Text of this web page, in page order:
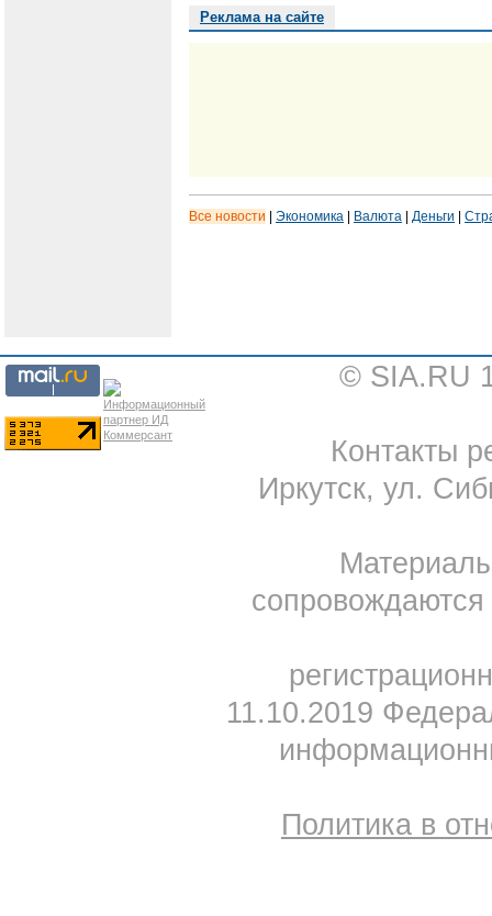
Реклама на сайте
Все новости Экономика Валюта Деньги
© SIA.RU
Контакты
Иркутск, ул.
11.10.2019
Политика в